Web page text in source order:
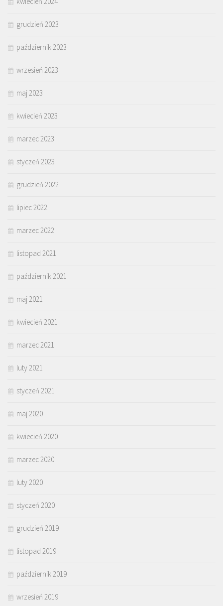
grudzień 2023
październik 2023
wrzesień 2023
maj 2023
kwiecień 2023
marzec 2023
styczeń 2023
grudzień 2022
lipiec 2022
marzec 2022
listopad 2021
październik 2021
maj 2021
kwiecień 2021
marzec 2021
luty 2021
styczeń 2021
maj 2020
kwiecień 2020
marzec 2020
luty 2020
styczeń 2020
grudzień 2019
listopad 2019
październik 2019
wrzesień 2019